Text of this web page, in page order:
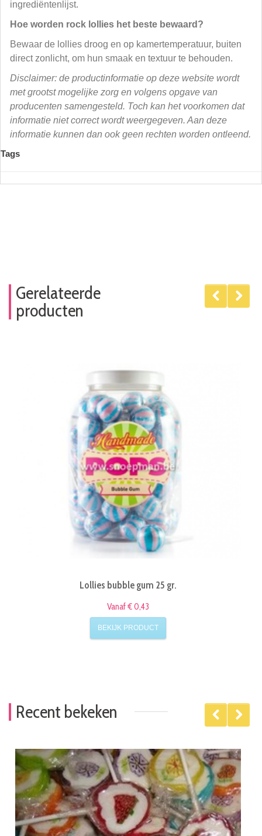
ingrediëntenlijst.
Hoe worden rock lollies het beste bewaard?
Bewaar de lollies droog en op kamertemperatuur, buiten
direct zonlicht, om hun smaak en textuur te behouden.
Disclaimer: de productinformatie op deze website wordt
met grootst mogelijke zorg en volgens opgave van
producenten samengesteld. Toch kan het voorkomen dat
informatie niet correct wordt weergegeven. Aan deze
informatie kunnen dan ook geen rechten worden ontleend.
Tags
Gerelateerde
producten
Lollies bubble gum 25 gr.
Vanaf € 0,43
BEKIJK PRODUCT
Recent bekeken